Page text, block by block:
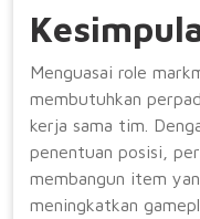
Menguasai role
membutuhkan
kerja sama tim.
penentuan posisi,
membangun item
meningkatkan